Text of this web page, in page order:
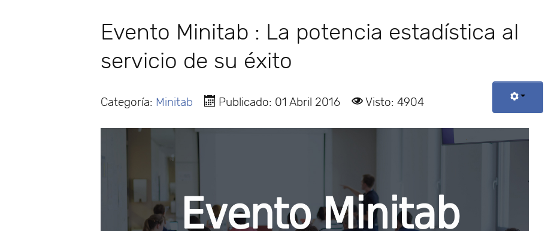
Evento Minitab : La potencia estadística al
servicio de su éxito
Categoría: Minitab Publicado: 01 Abril 2016 Visto: 4904